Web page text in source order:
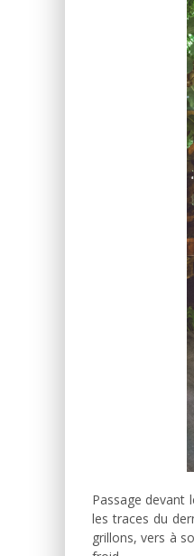
Passage devant
les traces du
grillons, vers à